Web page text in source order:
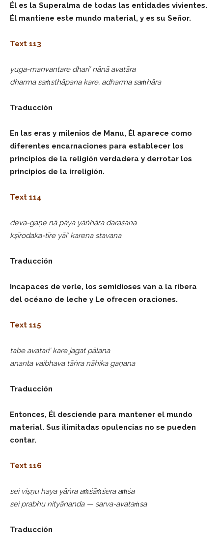
Él es la Superalma de todas las entidades vivientes.
Él mantiene este mundo material, y es su Señor.
Text 113
yuga-manvantare dhari’ nānā avatāra
dharma saṁsthāpana kare, adharma saṁhāra
Traducción
En las eras y milenios de Manu, Él aparece como
diferentes encarnaciones para establecer los
principios de la religión verdadera y derrotar los
principios de la irreligión.
Text 114
deva-gaṇe nā pāya yāṅhāra daraśana
kṣīrodaka-tīre yāi’ karena stavana
Traducción
Incapaces de verle, los semidioses van a la ribera
del océano de leche y Le ofrecen oraciones.
Text 115
tabe avatari’ kare jagat pālana
ananta vaibhava tāṅra nāhika gaṇana
Traducción
Entonces, Él desciende para mantener el mundo
material. Sus ilimitadas opulencias no se pueden
contar.
Text 116
sei viṣṇu haya yāṅra aṁśāṁśera aṁśa
sei prabhu nityānanda — sarva-avataṁsa
Traducción